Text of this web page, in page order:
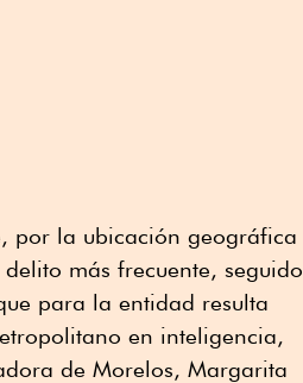
por la ubicación geográfica
más frecuente, seguido
para la entidad resulta
en inteligencia,
de Morelos, Margarita